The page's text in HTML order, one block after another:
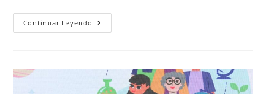
Continuar Leyendo